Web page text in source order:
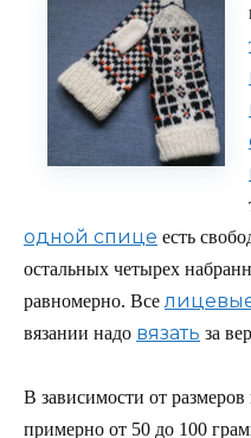
одной спице есть
остальных четырех
равномерно. Все
вязании надо вязать за
В зависимости от
примерно от 50 до 100